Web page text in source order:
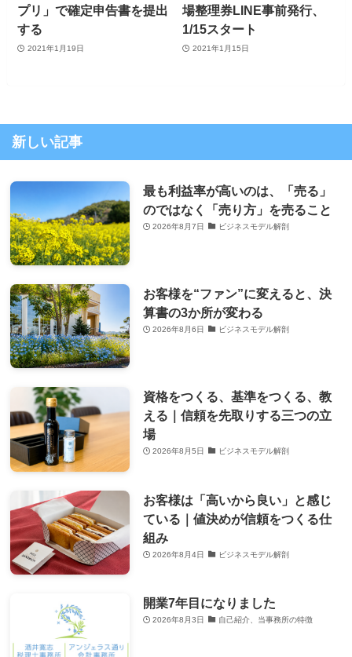
プリ」で確定申告書を提出
する
2021年1月19日
場整理券LINE事前発行、
1/15スタート
2021年1月15日
新しい記事
最も利益率が高いのは、「売る」
のではなく「売り方」を売ること
2026年8月7日 ビジネスモデル解剖
お客様を“ファン”に変えると、決
算書の3か所が変わる
2026年8月6日 ビジネスモデル解剖
資格をつくる、基準をつくる、教
える｜信頼を先取りする三つの立
場
2026年8月5日 ビジネスモデル解剖
お客様は「高いから良い」と感じ
ている｜値決めが信頼をつくる仕
組み
2026年8月4日 ビジネスモデル解剖
開業7年目になりました
2026年8月3日 自己紹介、当事務所の特徴